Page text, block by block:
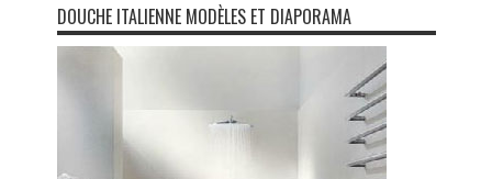
DOUCHE ITALIENNE MODÈLES ET DIAPORAMA